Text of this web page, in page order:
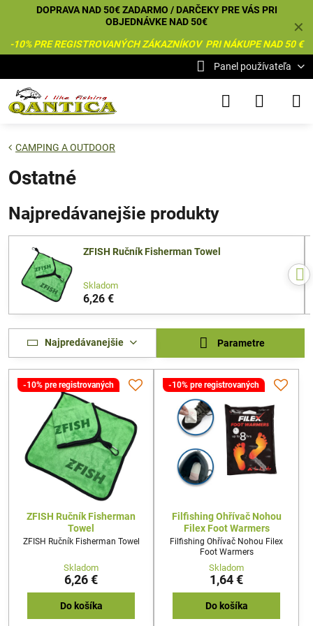
✕
DOPRAVA NAD 50€ ZADARMO / DARČEKY PRE VÁS PRI
OBJEDNÁVKE NAD 50€
-10% PRE REGISTROVANÝCH ZÁKAZNÍKOV PRI NÁKUPE NAD 50 €
Panel používateľa
CAMPING A OUTDOOR
Ostatné
Najpredávanejšie produkty
ZFISH Ručník Fisherman Towel
Skladom
6,26 €
Najpredávanejšie Parametre
-10% pre registrovaných
ZFISH Ručník Fisherman
Towel
ZFISH Ručník Fisherman Towel
Skladom
6,26 €
Do košíka
-10% pre registrovaných
Filfishing Ohřívač Nohou
Filex Foot Warmers
Filfishing Ohřívač Nohou Filex
Foot Warmers
Skladom
1,64 €
Do košíka